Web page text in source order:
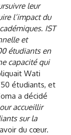
leur
l’impact du
IST
et
étudiants en
capacité qui
Wati
étudiants, et
a décidé
accueillir
sur la
du cœur.